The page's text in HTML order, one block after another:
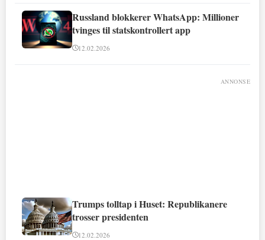
Russland blokkerer WhatsApp: Millioner
tvinges til statskontrollert app
12.02.2026
ANNONSE
Trumps tolltap i Huset: Republikanere
trosser presidenten
12.02.2026